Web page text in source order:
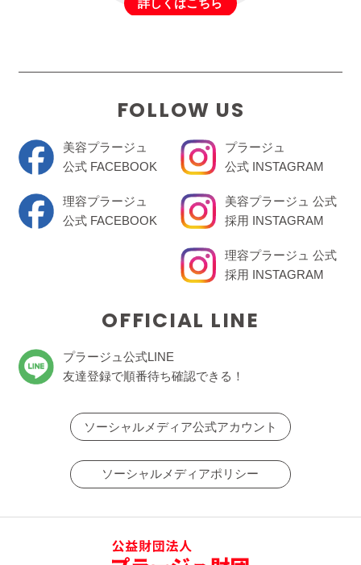
詳しくはこちら
FOLLOW US
美容プラージュ
公式 FACEBOOK
理容プラージュ
公式 FACEBOOK
プラージュ
公式 INSTAGRAM
美容プラージュ 公式
採用 INSTAGRAM
理容プラージュ 公式
採用 INSTAGRAM
OFFICIAL LINE
プラージュ公式LINE
友達登録で順番待ち確認できる！
ソーシャルメディア公式アカウント
ソーシャルメディアポリシー